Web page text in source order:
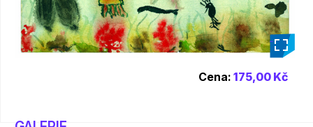
Cena: 175,00 Kč